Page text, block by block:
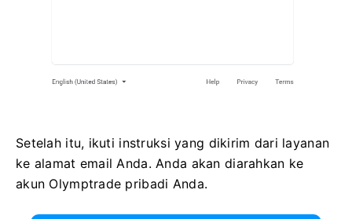
Setelah itu, ikuti instruksi yang dikirim dari layanan
ke alamat email Anda. Anda akan diarahkan ke
akun Olymptrade pribadi Anda.